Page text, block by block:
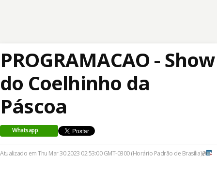
PROGRAMACAO - Show
do Coelhinho da
Páscoa
Whatsapp
Atualizado em Thu Mar 30 2023 02:53:00 GMT-0300 (Horário Padrão de Brasília)